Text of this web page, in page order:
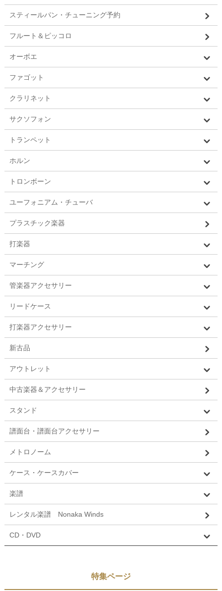
スティールパン・チューニング予約
フルート＆ピッコロ
オーボエ
ファゴット
クラリネット
サクソフォン
トランペット
ホルン
トロンボーン
ユーフォニアム・チューバ
プラスチック楽器
打楽器
マーチング
管楽器アクセサリー
リードケース
打楽器アクセサリー
新古品
アウトレット
中古楽器＆アクセサリー
スタンド
譜面台・譜面台アクセサリー
メトロノーム
ケース・ケースカバー
楽譜
レンタル楽譜 Nonaka Winds
CD・DVD
特集ページ